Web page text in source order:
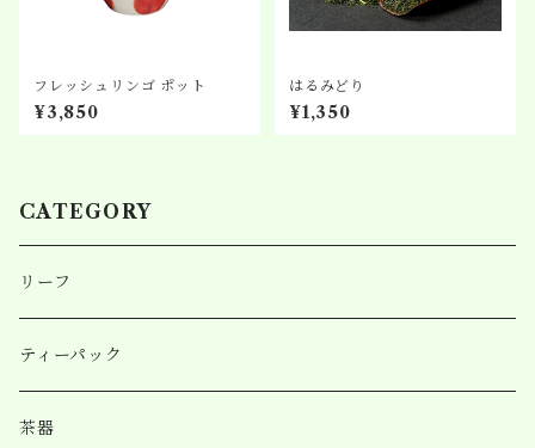
フレッシュリンゴ ポット
¥3,850
はるみどり
¥1,350
CATEGORY
リーフ
ティーパック
茶器